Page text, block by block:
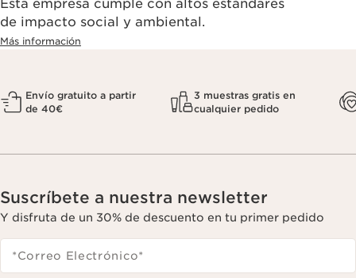
Esta empresa cumple con altos estándares
de impacto social y ambiental.
Más información
Envío gratuito a partir
de 40€
3 muestras gratis en
cualquier pedido
Suscríbete a nuestra newsletter
Y disfruta de un 30% de descuento en tu primer pedido
*Correo Electrónico*